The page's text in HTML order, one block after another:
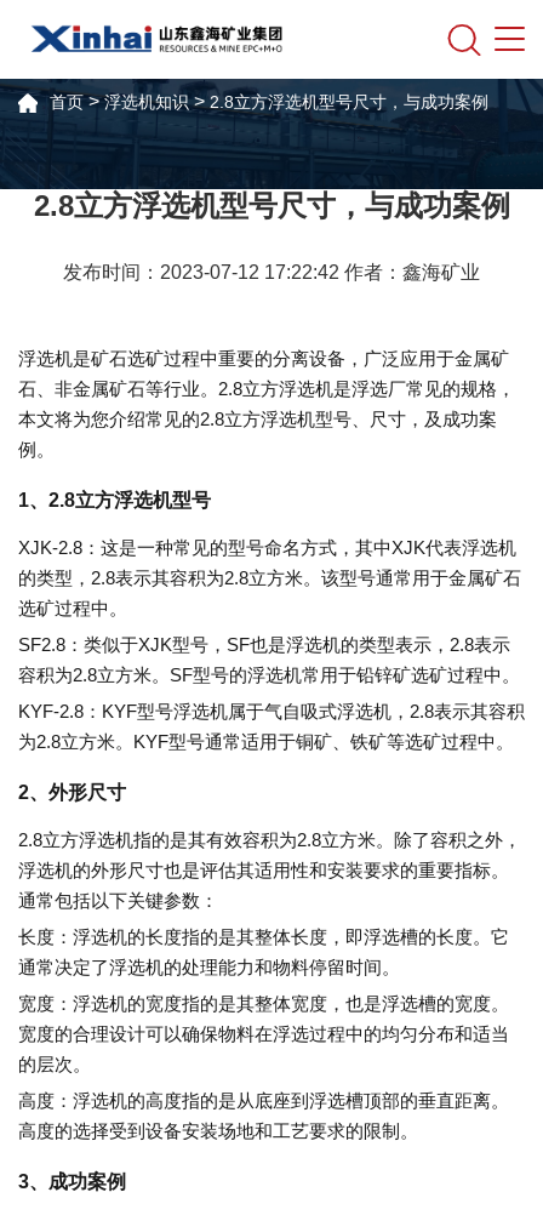
首页>浮选机知识>2.8立方浮选机型号尺寸，与成功案例
2.8立方浮选机型号尺寸，与成功案例
发布时间：2023-07-12 17:22:42 作者：鑫海矿业
浮选机是矿石选矿过程中重要的分离设备，广泛应用于金属矿
石、非金属矿石等行业。2.8立方浮选机是浮选厂常见的规格，
本文将为您介绍常见的2.8立方浮选机型号、尺寸，及成功案
例。
1、2.8立方浮选机型号
XJK-2.8：这是一种常见的型号命名方式，其中XJK代表浮选机
的类型，2.8表示其容积为2.8立方米。该型号通常用于金属矿石
选矿过程中。
SF2.8：类似于XJK型号，SF也是浮选机的类型表示，2.8表示
容积为2.8立方米。SF型号的浮选机常用于铅锌矿选矿过程中。
KYF-2.8：KYF型号浮选机属于气自吸式浮选机，2.8表示其容积
为2.8立方米。KYF型号通常适用于铜矿、铁矿等选矿过程中。
2、外形尺寸
2.8立方浮选机指的是其有效容积为2.8立方米。除了容积之外，
浮选机的外形尺寸也是评估其适用性和安装要求的重要指标。
通常包括以下关键参数：
长度：浮选机的长度指的是其整体长度，即浮选槽的长度。它
通常决定了浮选机的处理能力和物料停留时间。
宽度：浮选机的宽度指的是其整体宽度，也是浮选槽的宽度。
宽度的合理设计可以确保物料在浮选过程中的均匀分布和适当
的层次。
高度：浮选机的高度指的是从底座到浮选槽顶部的垂直距离。
高度的选择受到设备安装场地和工艺要求的限制。
3、成功案例